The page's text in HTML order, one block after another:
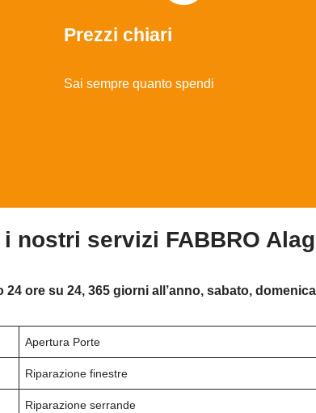
Prezzi chiari
Sai sempre quanto spendi
nostri servizi FABBRO
24 ore su 24, 365 giorni all’anno, sabato,
Apertura Porte
Riparazione finestre
Riparazione serrande